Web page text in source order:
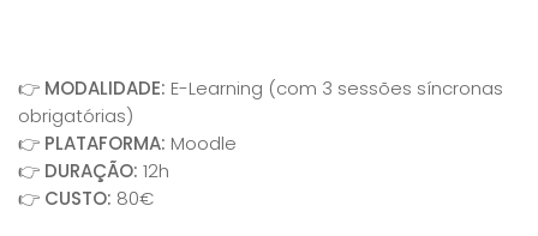
👉 MODALIDADE: E-Learning (com 3 sessões síncronas
obrigatórias)
👉 PLATAFORMA: Moodle
👉 DURAÇÃO: 12h
👉 CUSTO: 80€